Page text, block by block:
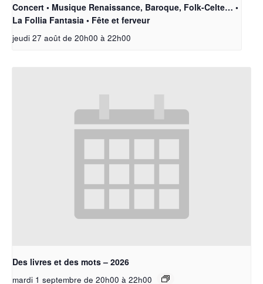
Concert • Musique Renaissance, Baroque, Folk-Celte… •
La Follia Fantasia • Fête et ferveur
jeudi 27 août de 20h00 à 22h00
Des livres et des mots – 2026
mardi 1 septembre de 20h00 à 22h00